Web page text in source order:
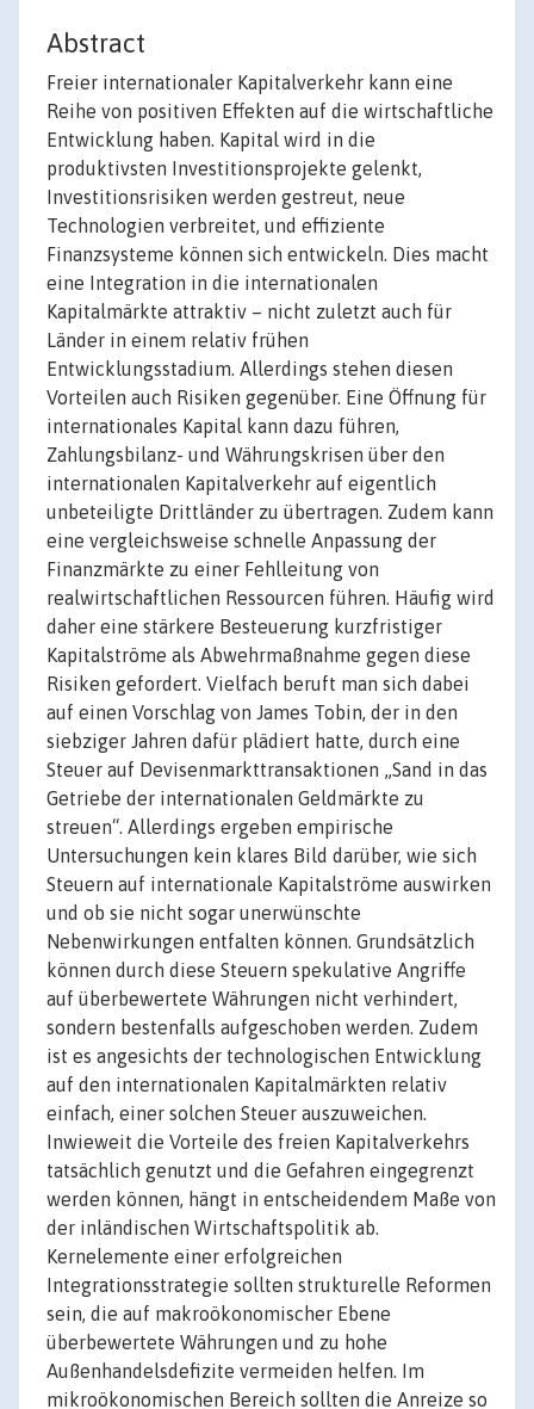
Abstract
Freier internationaler Kapitalverkehr kann eine
Reihe von positiven Effekten auf die wirtschaftliche
Entwicklung haben. Kapital wird in die
produktivsten Investitionsprojekte gelenkt,
Investitionsrisiken werden gestreut, neue
Technologien verbreitet, und effiziente
Finanzsysteme können sich entwickeln. Dies macht
eine Integration in die internationalen
Kapitalmärkte attraktiv – nicht zuletzt auch für
Länder in einem relativ frühen
Entwicklungsstadium. Allerdings stehen diesen
Vorteilen auch Risiken gegenüber. Eine Öffnung für
internationales Kapital kann dazu führen,
Zahlungsbilanz- und Währungskrisen über den
internationalen Kapitalverkehr auf eigentlich
unbeteiligte Drittländer zu übertragen. Zudem kann
eine vergleichsweise schnelle Anpassung der
Finanzmärkte zu einer Fehlleitung von
realwirtschaftlichen Ressourcen führen. Häufig wird
daher eine stärkere Besteuerung kurzfristiger
Kapitalströme als Abwehrmaßnahme gegen diese
Risiken gefordert. Vielfach beruft man sich dabei
auf einen Vorschlag von James Tobin, der in den
siebziger Jahren dafür plädiert hatte, durch eine
Steuer auf Devisenmarkttransaktionen „Sand in das
Getriebe der internationalen Geldmärkte zu
streuen“. Allerdings ergeben empirische
Untersuchungen kein klares Bild darüber, wie sich
Steuern auf internationale Kapitalströme auswirken
und ob sie nicht sogar unerwünschte
Nebenwirkungen entfalten können. Grundsätzlich
können durch diese Steuern spekulative Angriffe
auf überbewertete Währungen nicht verhindert,
sondern bestenfalls aufgeschoben werden. Zudem
ist es angesichts der technologischen Entwicklung
auf den internationalen Kapitalmärkten relativ
einfach, einer solchen Steuer auszuweichen.
Inwieweit die Vorteile des freien Kapitalverkehrs
tatsächlich genutzt und die Gefahren eingegrenzt
werden können, hängt in entscheidendem Maße von
der inländischen Wirtschaftspolitik ab.
Kernelemente einer erfolgreichen
Integrationsstrategie sollten strukturelle Reformen
sein, die auf makroökonomischer Ebene
überbewertete Währungen und zu hohe
Außenhandelsdefizite vermeiden helfen. Im
mikroökonomischen Bereich sollten die Anreize so